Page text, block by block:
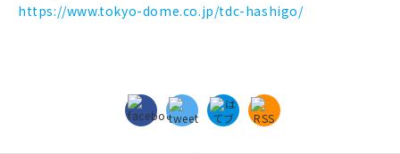
https://www.tokyo-dome.co.jp/tdc-hashigo/